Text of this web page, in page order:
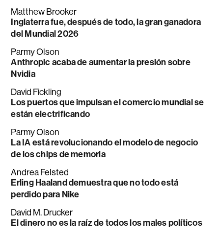
Matthew Brooker
Inglaterra fue, después de todo, la gran ganadora
del Mundial 2026
Parmy Olson
Anthropic acaba de aumentar la presión sobre
Nvidia
David Fickling
Los puertos que impulsan el comercio mundial se
están electrificando
Parmy Olson
La IA está revolucionando el modelo de negocio
de los chips de memoria
Andrea Felsted
Erling Haaland demuestra que no todo está
perdido para Nike
David M. Drucker
El dinero no es la raíz de todos los males políticos